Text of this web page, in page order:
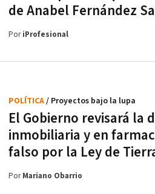
de Anabel Fernández
PoriProfesional
El Gobierno revisará la
inmobiliaria y en
falso por la Ley de
POLÍTICA/ Proyectos bajo la lupa
PorMariano Obarrio